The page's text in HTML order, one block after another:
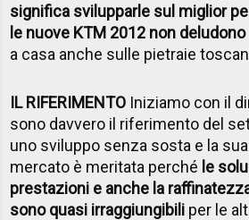
significa svilupparle sul miglior
le nuove KTM 2012 non
a casa anche sulle pietraie
IL RIFERIMENTO Iniziamo con il
sono davvero il riferimento del
uno sviluppo senza sosta e la
mercato è meritata perché le
prestazioni e anche la
sono quasi irraggiungibili per le